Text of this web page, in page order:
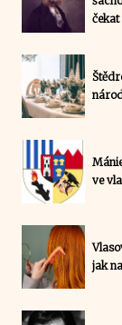
čekat
ve
jak